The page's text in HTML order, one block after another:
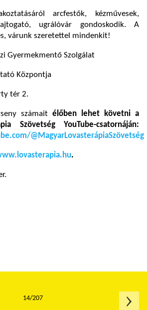
arcfestők, kézművesek,
ugrálóvár gondoskodik. A
várunk szeretettel mindenkit!
Gyermekmentő Szolgálat
Központja
tér 2.
számait élőben lehet követni a
Szövetség YouTube-csatornáján:
@MagyarLovasterápiaSzövetség
.
14/207